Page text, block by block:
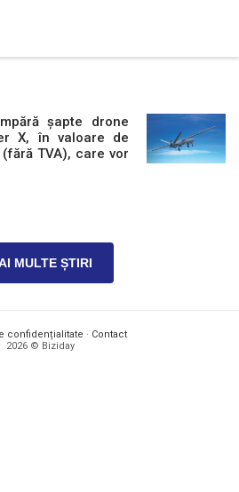
șapte drone
X, în valoare de
TVA), care vor
MULTE ȘTIRI
confidențialitate · Contact
2026 © Biziday